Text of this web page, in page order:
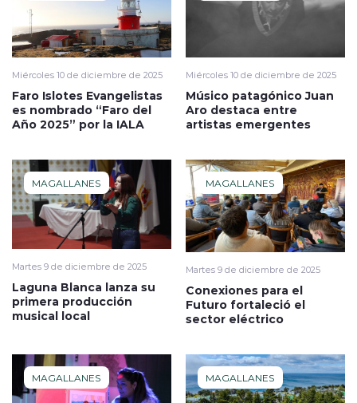
Miércoles 10 de diciembre de 2025
Faro Islotes Evangelistas
es nombrado “Faro del
Año 2025” por la IALA
Miércoles 10 de diciembre de 2025
Músico patagónico Juan
Aro destaca entre
artistas emergentes
MAGALLANES
Martes 9 de diciembre de 2025
Laguna Blanca lanza su
primera producción
musical local
MAGALLANES
Martes 9 de diciembre de 2025
Conexiones para el
Futuro fortaleció el
sector eléctrico
MAGALLANES MAGALLANES